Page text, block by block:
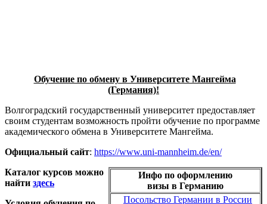
Обучение по обмену в Университете Мангейма
(Германия)!
Волгоградский государственный университет предоставляет
своим студентам возможность пройти обучение по программе
академического обмена в Университете Мангейма.
Официальный сайт: https://www.uni-mannheim.de/en/
Инфо по оформлению
визы в Германию
Посольство Германии в России
Каталог курсов можно
найти здесь